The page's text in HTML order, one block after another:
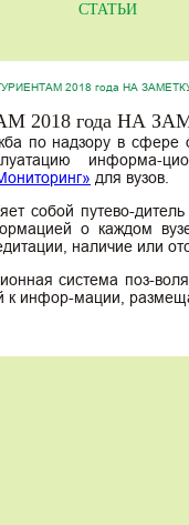
СТАТЬИ
2018 года НА
2018 года НА
по надзору в сфере
информа-
для вузов.
собой путево-
о каждом
наличие или
система поз-
к инфор-мации,